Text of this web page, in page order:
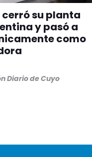
cerró su planta
y pasó a
como
Diario de Cuyo